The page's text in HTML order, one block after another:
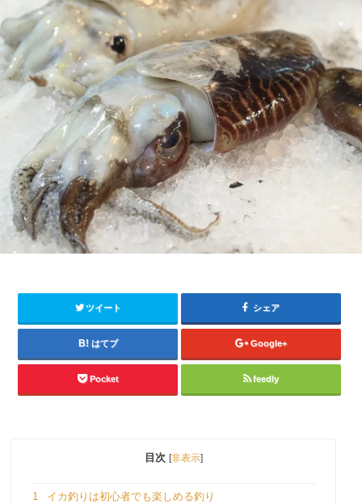
ツイート シェア
はてブ Google+
Pocket feedly
目次 [非表示]
1 イカ釣りは初心者でも楽しめる釣り